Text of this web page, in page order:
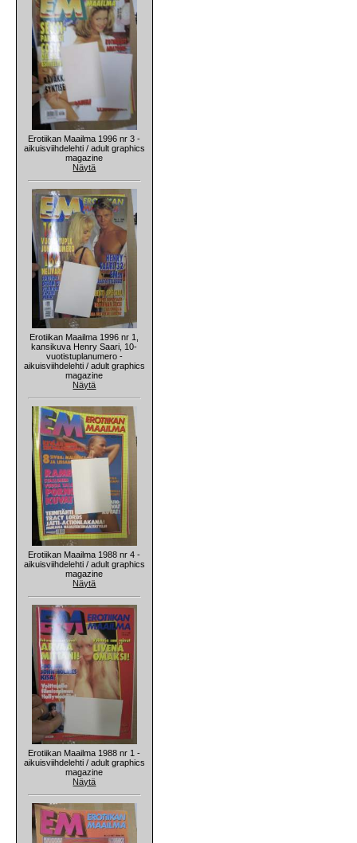
Erotiikan Maailma 1996 nr 3 -
aikuisviihdelehti / adult graphics
magazine
Näytä
Erotiikan Maailma 1996 nr 1,
kansikuva Henry Saari, 10-
vuotistuplanumero -
aikuisviihdelehti / adult graphics
magazine
Näytä
Erotiikan Maailma 1988 nr 4 -
aikuisviihdelehti / adult graphics
magazine
Näytä
Erotiikan Maailma 1988 nr 1 -
aikuisviihdelehti / adult graphics
magazine
Näytä